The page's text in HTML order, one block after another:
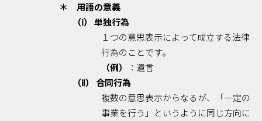
＊ 用語の意義
（ⅰ） 単独行為
１つの意思表示によって成立する法律
行為のことです。
（例）
：遺言
（ⅱ） 合同行為
複数の意思表示からなるが、「一定の
事業を行う」というように同じ方向に